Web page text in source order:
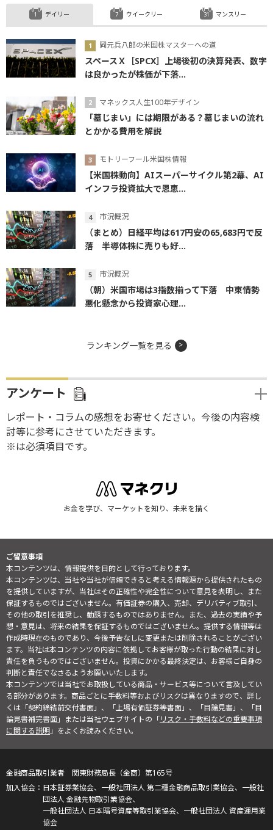
デイリー
岡元兵八郎の米国株マスターへの道
スペースＸ［SPCX］上場後初の決算発表、数字
は良かったが株価が下落...
マネックス人生100年デザイン
「墓じまい」には期限がある？墓じまいの流れ
とかかる費用を解説
モトリーフール米国株情報
【米国株動向】AIスーパーサイクル第2幕、AI
インフラ投資拡大で恩恵...
市況概況
（まとめ）日経平均は617円安の65,683円で反
落 半導体株に売りも好...
市況概況
（朝）米国市場は3指数揃って下落 中東情勢
悪化懸念から投資家心理...
ウイークリー マンスリー
ランキング一覧を見る
アンケート
レポート・コラムの感想をお寄せください。今後の内容検
討等に参考にさせていただきます。
※は必須項目です。
お金を学び、マーケットを知り、未来を描く
ご留意事項
本コンテンツは、情報提供を目的として行っております。
本コンテンツは、当社や当社が信頼できると考える情報源から提供されたもの
を提供していますが、当社はその正確性や完全性について意見を表明し、また
保証するものではございません。有価証券の購入、売却、デリバティブ取引、
その他の取引を推奨し、勧誘するものではありません。また、過去の実績や予
想・意見は、将来の結果を保証するものではございません。提供する情報等は
作成時現在のものであり、今後予告なしに変更または削除されることがござい
ます。当社は本コンテンツの内容に依拠してお客様が取った行動の結果に対し
責任を負うものではございません。投資にかかる最終決定は、お客様ご自身の
判断と責任でなさるようお願いいたします。
本コンテンツでは当社でお取扱している商品・サービス等について言及してい
る部分があります。商品ごとに手数料等およびリスクは異なりますので、詳し
くは「契約締結前交付書面」、「上場有価証券等書面」、「目論見書」、「目
論見書補完書面」または当社ウェブサイトの「リスク・手数料などの重要事項
に関する説明」をよくお読みください。
金融商品取引業者 関東財務局長（金商）第165号
日本証券業協会、一般社団法人 第二種金融商品取引業協会、一般社
団法人 金融先物取引業協会、
一般社団法人 日本暗号資産等取引業協会、一般社団法人 資産運用業
協会